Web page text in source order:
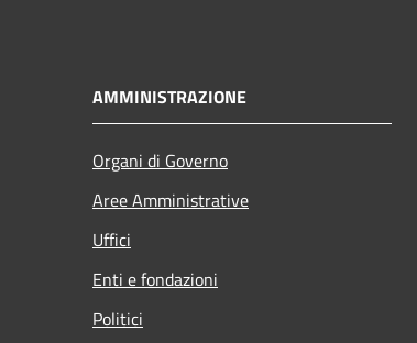
AMMINISTRAZIONE
Organi di Governo
Aree Amministrative
Uffici
Enti e fondazioni
Politici